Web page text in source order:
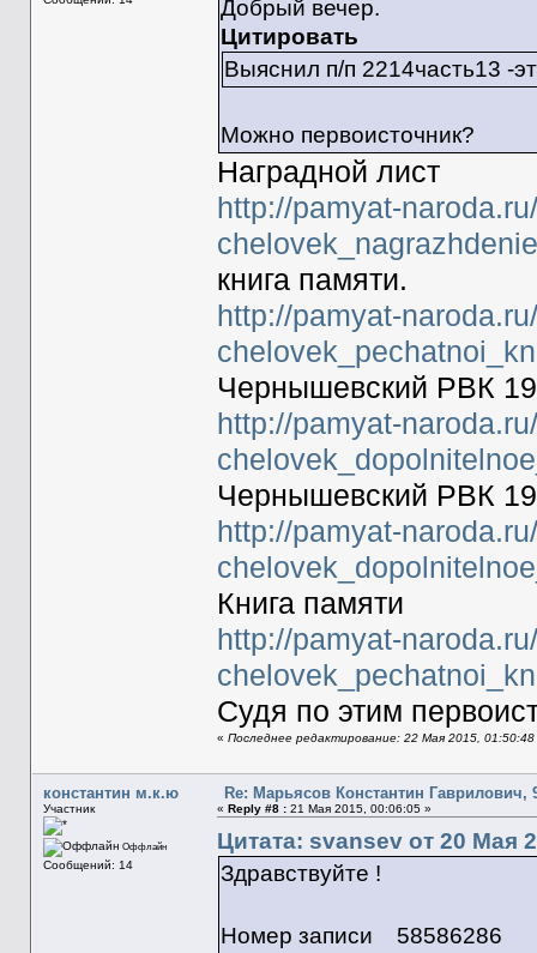
Добрый вечер.
Цитировать
Выяснил п/п 2214часть13 -
Можно первоисточник?
Наградной лист
http://pamyat-
книга памяти.
http://pamyat-
Чернышевский РВК
http://pamyat-
Чернышевский РВК
http://pamyat-
Книга памяти
http://pamyat-
Судя по этим
« Последнее редактирование: 22 Мая 2015,
константин м.к.ю
Участник
Оффлайн
Сообщений: 14
Re: Марьясов Константин Гаврилович,
« Reply #8 :21 Мая 2015, 00:06:05 »
Цитата: svansev от 20 Мая
Здравствуйте !
Номер записи 58586286